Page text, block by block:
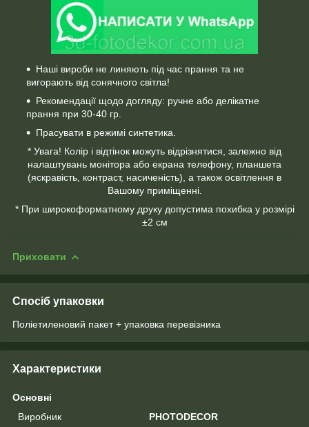
Наші вироби не линяють під час прання та не
вигорають від сонячного світла!
Рекомендації щодо догляду: ручне або делікатне
прання при 30-40 гр.
Прасувати в режимі синтетика.
* Увага! Колір і відтінок можуть відрізнятися, залежно від
налаштувань монітора або екрана телефону, планшета
(яскравість, контраст, насиченість), а також освітлення в
Вашому приміщенні.
* При широкоформатному друку допустима похибка у розмірі
±2 см
Приховати
Спосіб упаковки
Поліетиленовий пакет + упаковка перевізника
Характеристики
Основні
Виробник
PHOTODECOR